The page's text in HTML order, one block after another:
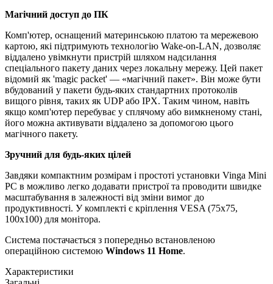
Магічний доступ до ПК
Комп'ютер, оснащений материнською платою та мережевою
картою, які підтримують технологію Wake-on-LAN, дозволяє
віддалено увімкнути пристрій шляхом надсилання
спеціального пакету даних через локальну мережу. Цей пакет
відомий як 'magic packet' — «магічний пакет». Він може бути
вбудований у пакети будь-яких стандартних протоколів
вищого рівня, таких як UDP або IPX. Таким чином, навіть
якщо комп'ютер перебуває у сплячому або вимкненому стані,
його можна активувати віддалено за допомогою цього
магічного пакету.
Зручний для будь-яких цілей
Завдяки компактним розмірам і простоті установки Vinga Mini
PC в можливо легко додавати пристрої та проводити швидке
масштабування в залежності від зміни вимог до
продуктивності. У комплекті є кріплення VESA (75х75,
100х100) для монітора.
Система постачається з попередньо встановленою
операційною системою Windows 11 Home.
Характеристики